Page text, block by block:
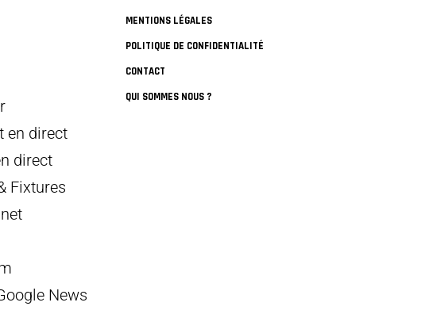
en direct
direct
Fixtures
News
MENTIONS LÉGALES
POLITIQUE DE CONFIDENTIALITÉ
CONTACT
QUI SOMMES NOUS ?